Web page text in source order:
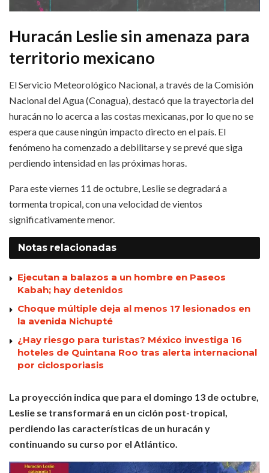
Huracán Leslie sin amenaza para
territorio mexicano
El Servicio Meteorológico Nacional, a través de la Comisión
Nacional del Agua (Conagua), destacó que la trayectoria del
huracán no lo acerca a las costas mexicanas, por lo que no se
espera que cause ningún impacto directo en el país. El
fenómeno ha comenzado a debilitarse y se prevé que siga
perdiendo intensidad en las próximas horas.
Para este viernes 11 de octubre, Leslie se degradará a
tormenta tropical, con una velocidad de vientos
significativamente menor.
Notas relacionadas
Ejecutan a balazos a un hombre en Paseos
Kabah; hay detenidos
Choque múltiple deja al menos 17 lesionados en
la avenida Nichupté
¿Hay riesgo para turistas? México investiga 16
hoteles de Quintana Roo tras alerta internacional
por ciclosporiasis
La proyección indica que para el domingo 13 de octubre,
Leslie se transformará en un ciclón post-tropical,
perdiendo las características de un huracán y
continuando su curso por el Atlántico.